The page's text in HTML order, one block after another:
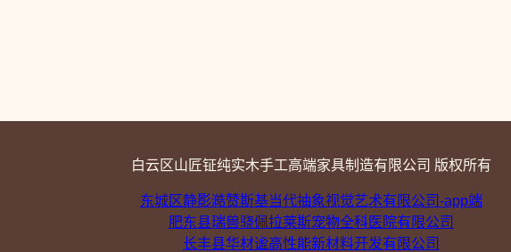
白云区山匠钲纯实木手工高端家具制造有限公司 版权所有
东城区静影澔赞斯基当代抽象视觉艺术有限公司-app端
肥东县瑞兽骁佩拉莱斯宠物全科医院有限公司
长丰县华材谧高性能新材料开发有限公司